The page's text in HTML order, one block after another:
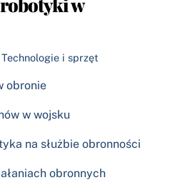
Technologie i sprzęt
obronie
w wojsku
na służbie obronności
obronnych